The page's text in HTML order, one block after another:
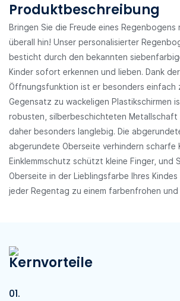
Produktbeschreibung
Bringen Sie die Freude eines Regenbogens
überall hin! Unser personalisierter
besticht durch den bekannten
Kinder sofort erkennen und lieben. Dank
Öffnungsfunktion ist er besonders einfach
Gegensatz zu wackeligen Plastikschirmen
robusten, silberbeschichteten
daher besonders langlebig. Die
abgerundete Oberseite verhindern scharfe
Einklemmschutz schützt kleine Finger, und
Oberseite in der Lieblingsfarbe Ihres
jeder Regentag zu einem farbenfrohen und
Kernvorteile
01.